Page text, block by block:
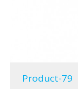
Product-79